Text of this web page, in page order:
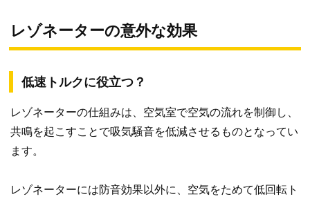
レゾネーターの意外な効果
低速トルクに役立つ？
レゾネーターの仕組みは、空気室で空気の流れを制御し、
共鳴を起こすことで吸気騒音を低減させるものとなってい
ます。
レゾネーターには防音効果以外に、空気をためて低回転ト